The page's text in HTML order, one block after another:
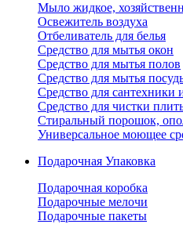
Мыло жидкое,
Освежитель воздуха
Отбеливатель для белья
Средство для мытья окон
Средство для мытья полов
Средство для мытья
Средство для сантехники
Средство для чистки
Стиральный порошок,
Универсальное моющее
Подарочная Упаковка
Подарочная коробка
Подарочные мелочи
Подарочные пакеты